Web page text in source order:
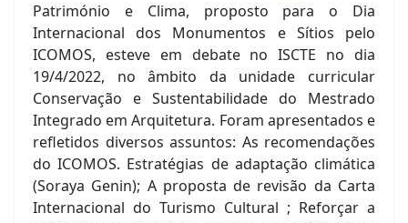
Património e Clima, proposto para o Dia
Internacional dos Monumentos e Sítios pelo
ICOMOS, esteve em debate no ISCTE no dia
19/4/2022, no âmbito da unidade curricular
Conservação e Sustentabilidade do Mestrado
Integrado em Arquitetura. Foram apresentados e
refletidos diversos assuntos: As recomendações
do ICOMOS. Estratégias de adaptação climática
(Soraya Genin); A proposta de revisão da Carta
Internacional do Turismo Cultural ; Reforçar a